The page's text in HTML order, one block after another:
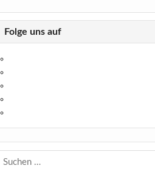
Folge uns auf